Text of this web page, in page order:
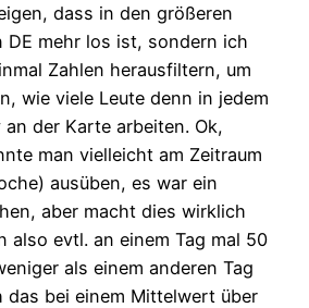
dass in den größeren
DE mehr los ist, sondern ich
Zahlen herausfiltern, um
wie viele Leute denn in jedem
der Karte arbeiten. Ok,
man vielleicht am Zeitraum
ausüben, es war ein
aber macht dies wirklich
also evtl. an einem Tag mal 50
als einem anderen Tag
das bei einem Mittelwert über